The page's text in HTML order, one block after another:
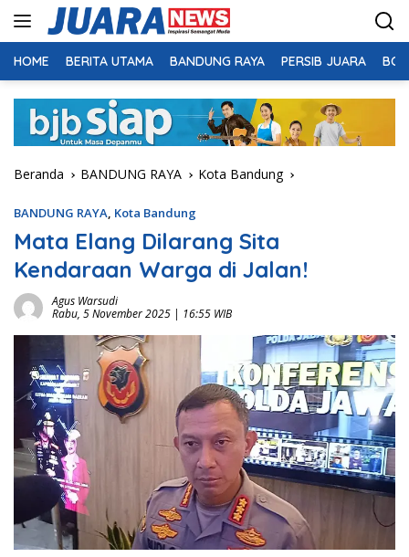
HOME BERITA UTAMA BANDUNG RAYA PERSIB JUARA
Beranda BANDUNG RAYA Kota Bandung
BANDUNG RAYA, Kota Bandung
Mata Elang Dilarang Sita
Kendaraan Warga di Jalan!
Agus Warsudi
Rabu, 5 November 2025 | 16:55 WIB